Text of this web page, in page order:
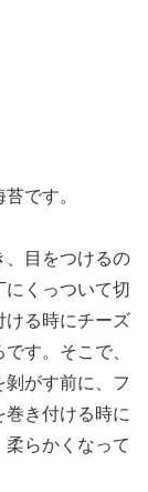
です。
、目をつけるの
くっついて切
ける時にチーズ
す。そこで、
がす前に、フ
巻き付ける時に
らかくなって